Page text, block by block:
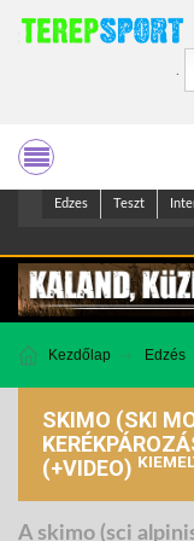
Edzes Teszt
Kezdőlap Edzés
SKIMO (SKI
(+VIDEO)
A skimo (sci